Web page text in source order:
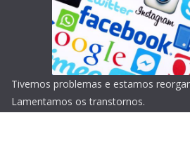
Tivemos problemas e estamos
Lamentamos os transtornos.